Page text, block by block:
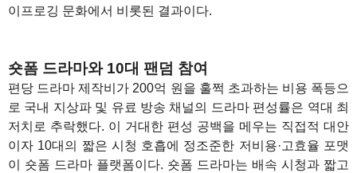
이프로깅 문화에서 비롯된 결과이다.
숏폼 드라마와 10대 팬덤 참여
편당 드라마 제작비가 200억 원을 훌쩍 초과하는 비용 폭등으
로 국내 지상파 및 유료 방송 채널의 드라마 편성률은 역대 최
저치로 추락했다. 이 거대한 편성 공백을 메우는 직접적 대안
이자 10대의 짧은 시청 호흡에 정조준한 저비용·고효율 포맷
이 숏폼 드라마 플랫폼이다. 숏폼 드라마는 배속 시청과 짧고